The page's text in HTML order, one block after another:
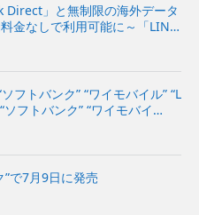
」と無制限の海外データ
金なしで利用可能に～「LINE
ストプランV」が、国内外で
フトバンク” “ワイモバイル” “L
フトバンク” “ワイモバイ
まは追加料金なしで利用可能
”で7月9日に発売